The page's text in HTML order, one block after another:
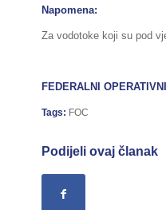
Napomena:
Za vodotoke koji su pod
FEDERALNI
Tags: FOC
Podijeli ovaj članak